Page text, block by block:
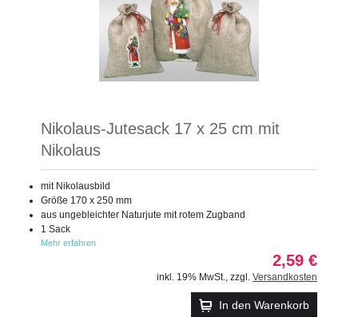
Nikolaus-Jutesack 17 x 25 cm mit
Nikolaus
mit Nikolausbild
Größe 170 x 250 mm
aus ungebleichter Naturjute mit rotem Zugband
1 Sack
Mehr erfahren
2,59 €
inkl. 19% MwSt., zzgl. Versandkosten
In den Warenkorb